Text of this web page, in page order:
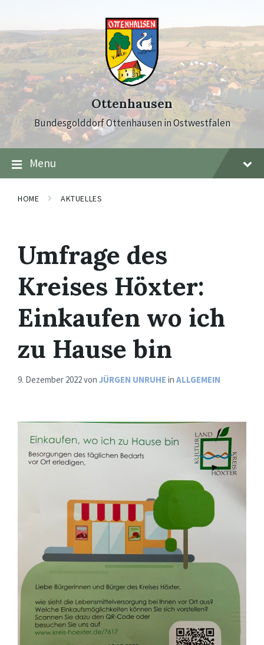
content
main
navigation
footer
Ottenhausen
Bundesgolddorf Ottenhausen in Ostwestfalen
Menu
HOME AKTUELLES
Umfrage des
Kreises Höxter:
Einkaufen wo ich
zu Hause bin
9. Dezember 2022von JÜRGEN UNRUHE in ALLGEMEIN